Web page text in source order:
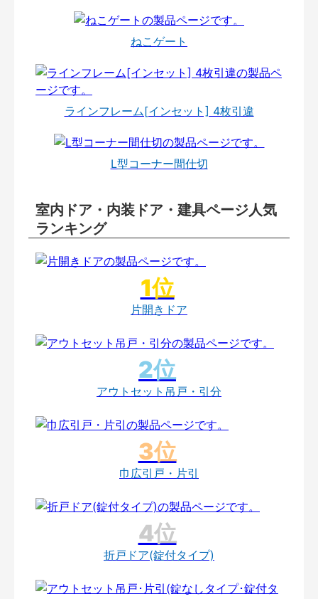
ねこゲート
ラインフレーム[インセット] 4枚引違
L型コーナー間仕切
室内ドア・内装ドア・建具ページ人気
ランキング
片開きドア
アウトセット吊戸・引分
巾広引戸・片引
折戸ドア(錠付タイプ)